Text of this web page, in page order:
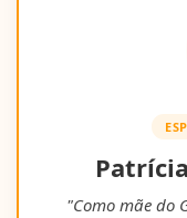
"Como mãe do